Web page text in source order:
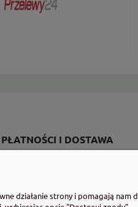
PŁATNOŚCI I DOSTAWA
Czas realizacji zamówienia
działanie strony i pomagają